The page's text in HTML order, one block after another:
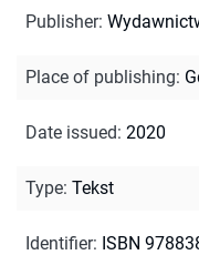
Publisher:
Place of publishing:
Date issued: 2020
Type: Tekst
Identifier: ISBN